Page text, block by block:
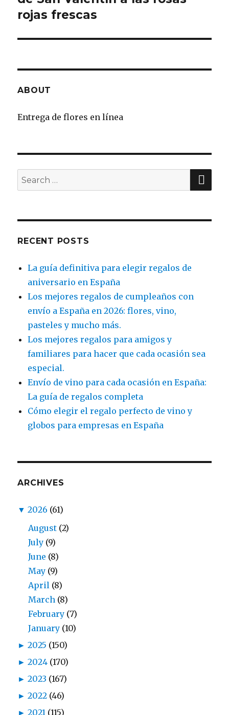
rojas frescas
ABOUT
Entrega de flores en línea
Search
for:
RECENT POSTS
La guía definitiva para elegir regalos de
aniversario en España
Los mejores regalos de cumpleaños con
envío a España en 2026: flores, vino,
pasteles y mucho más.
Los mejores regalos para amigos y
familiares para hacer que cada ocasión sea
especial.
Envío de vino para cada ocasión en España:
La guía de regalos completa
Cómo elegir el regalo perfecto de vino y
globos para empresas en España
ARCHIVES
▼ 2026 (61)
August (2)
July (9)
June (8)
May (9)
April (8)
March (8)
February (7)
January (10)
► 2025 (150)
► 2024 (170)
► 2023 (167)
► 2022 (46)
► 2021 (115)